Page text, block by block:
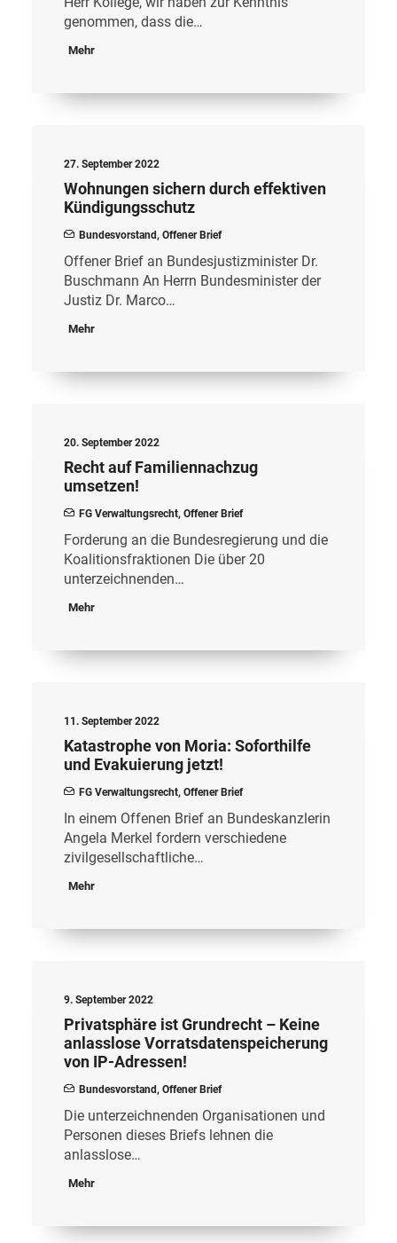
genommen, dass die…
Mehr
27. September 2022
Wohnungen sichern durch effektiven
Kündigungsschutz
Bundesvorstand, Offener Brief
Offener Brief an Bundesjustizminister Dr.
Buschmann An Herrn Bundesminister der
Justiz Dr. Marco…
Mehr
20. September 2022
Recht auf Familiennachzug
umsetzen!
FG Verwaltungsrecht, Offener Brief
Forderung an die Bundesregierung und die
Koalitionsfraktionen Die über 20
unterzeichnenden…
Mehr
11. September 2022
Katastrophe von Moria: Soforthilfe
und Evakuierung jetzt!
FG Verwaltungsrecht, Offener Brief
In einem Offenen Brief an Bundeskanzlerin
Angela Merkel fordern verschiedene
zivilgesellschaftliche…
Mehr
9. September 2022
Privatsphäre ist Grundrecht – Keine
anlasslose Vorratsdatenspeicherung
von IP-Adressen!
Bundesvorstand, Offener Brief
Die unterzeichnenden Organisationen und
Personen dieses Briefs lehnen die
anlasslose…
Mehr